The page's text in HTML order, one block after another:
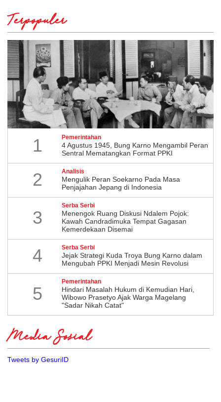
Terpopuler
1 Pemerintahan
4 Agustus 1945, Bung Karno Mengambil Peran
Sentral Mematangkan Format PPKI
2 Analisis
Mengulik Peran Soekarno Pada Masa
Penjajahan Jepang di Indonesia
3
Serba Serbi
Menengok Ruang Diskusi Ndalem Pojok:
Kawah Candradimuka Tempat Gagasan
Kemerdekaan Disemai
4 Serba Serbi
Jejak Strategi Kuda Troya Bung Karno dalam
Mengubah PPKI Menjadi Mesin Revolusi
5
Pemerintahan
Hindari Masalah Hukum di Kemudian Hari,
Wibowo Prasetyo Ajak Warga Magelang
"Sadar Nikah Catat"
Media Sosial
Tweets by GesuriID